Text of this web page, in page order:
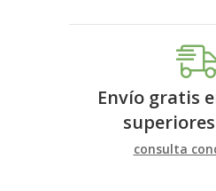
Envío gratis
consulta